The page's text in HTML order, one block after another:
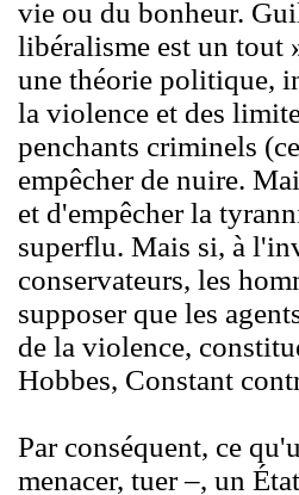
vie ou du bonheur.
libéralisme est un tout
une théorie politique,
la violence et des
penchants criminels
empêcher de nuire.
et d'empêcher la
superflu. Mais si, à
conservateurs, les
supposer que les
de la violence,
Hobbes, Constant
Par conséquent, ce
menacer, tuer –, un